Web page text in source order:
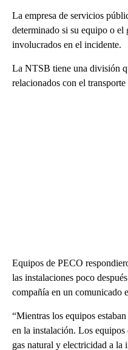
La empresa de servicios
determinado si su equipo o el
involucrados en el incidente.
La NTSB tiene una división
relacionados con el transporte
Equipos de PECO
las instalaciones poco
compañía en un comunicado
“Mientras los equipos
en la instalación. Los
gas natural y electricidad a la